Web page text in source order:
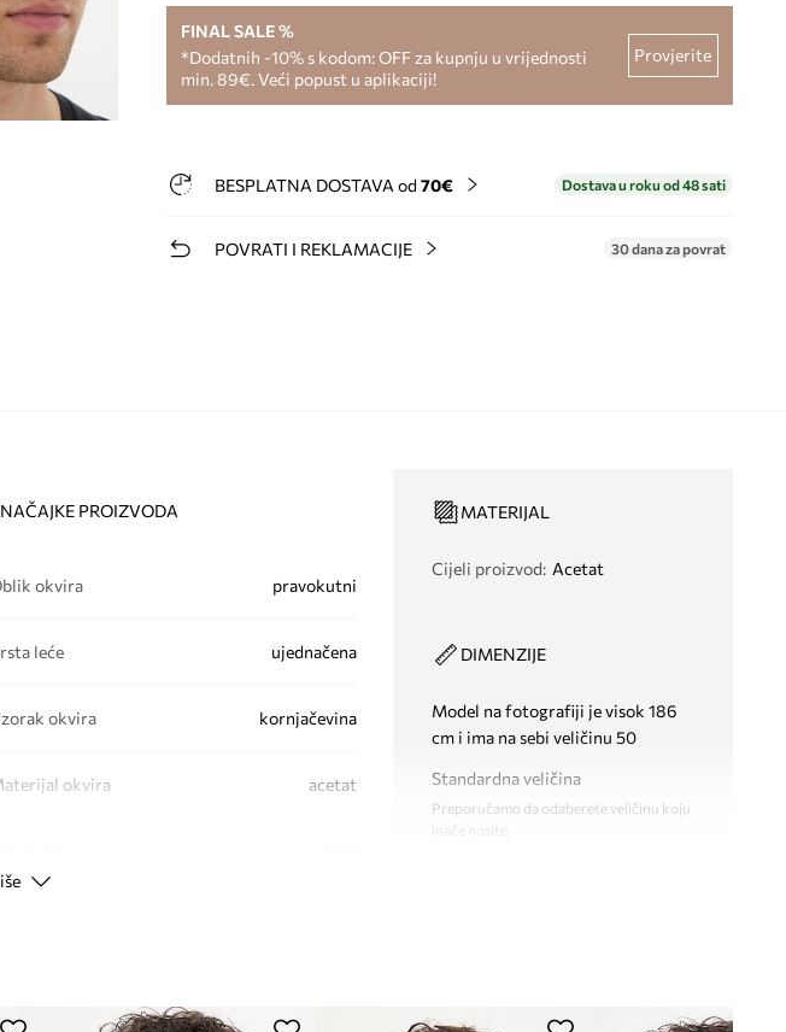
FINAL SALE %
*Dodatnih -10% s kodom: OFF za kupnju u vrijednosti
min. 89€. Veći popust u aplikaciji!
Provjerite
BESPLATNA DOSTAVA od 70€ Dostava u roku od 48 sati
POVRATI I REKLAMACIJE 30 dana za povrat
PROIZVODA
okvira pravokutni
leće ujednačena
okvira kornjačevina
okvira acetat
Kod proizvođača
MATERIJAL
Cijeli proizvod: Acetat
DIMENZIJE
Model na fotografiji je visok 186
cm i ima na sebi veličinu 50
Standardna veličina
Preporučamo da odaberete veličinu koju